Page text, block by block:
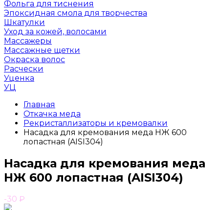
Фольга для тиснения
Эпоксидная смола для творчества
Шкатулки
Уход за кожей, волосами
Массажеры
Массажные щетки
Окраска волос
Расчески
Уценка
УЦ
Главная
Откачка меда
Рекристаллизаторы и кремовалки
Насадка для кремования меда НЖ 600
лопастная (AISI304)
Насадка для кремования меда
НЖ 600 лопастная (AISI304)
-30 ₽